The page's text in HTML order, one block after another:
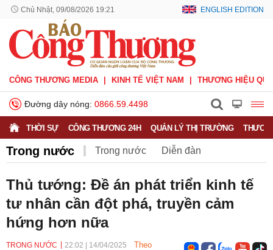
Chủ Nhật, 09/08/2026 19:21 ENGLISH EDITION
CÔNG THƯƠNG MEDIA KINH TẾ VIỆT NAM THƯƠNG HIỆU
Đường dây nóng: 0866.59.4498
THỜI SỰ CÔNG THƯƠNG 24H QUẢN LÝ THỊ TRƯỜNG
Trong nước Trong nước Diễn đàn
Hoạt động của Lãnh đạo Đảng, Nhà nước
Bầu cử Quốc hội Khoá XVI
Thủ tướng: Đề án phát triển kinh tế
tư nhân cần đột phá, truyền cảm
hứng hơn nữa
TRONG NƯỚC 22:02 14/04/2025
Theo